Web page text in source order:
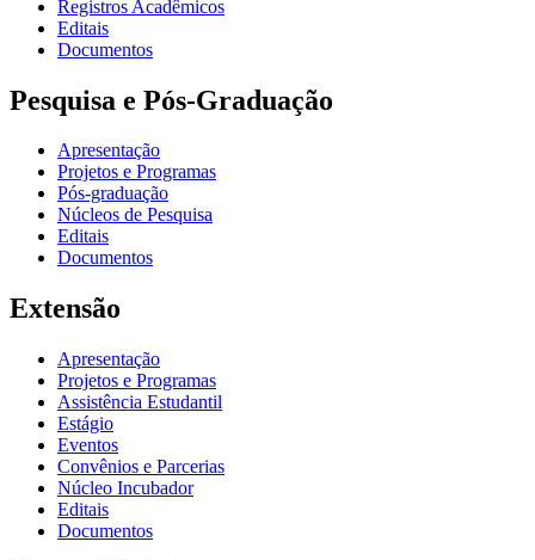
Registros Acadêmicos
Editais
Documentos
Pesquisa e Pós-Graduação
Apresentação
Projetos e Programas
Pós-graduação
Núcleos de Pesquisa
Editais
Documentos
Extensão
Apresentação
Projetos e Programas
Assistência Estudantil
Estágio
Eventos
Convênios e Parcerias
Núcleo Incubador
Editais
Documentos